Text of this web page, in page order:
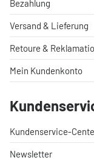
Bezahlung
Versand & Lieferung
Retoure &
Mein Kundenkonto
Kundenservice-
Newsletter